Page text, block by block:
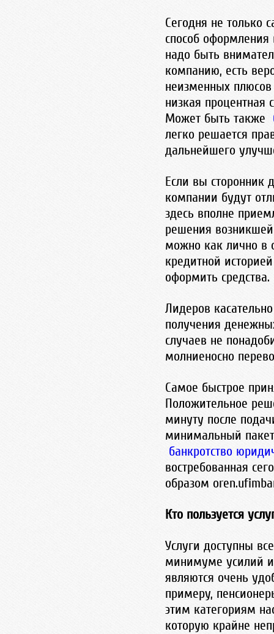
Сегодня не только
способ
надо быть
компанию, есть
неизменных
низкая процентная
Может быть также
легко решается
дальнейшего
Если вы сторонник
компании будут
здесь вполне
решения
можно как лично в
кредитной
оформить средства.
Лидеров
получения
случаев не
молниеносно
Самое быстрое
Положительное
минуту после
минимальный
банкротство
востребованная
образом
Кто пользуется
Услуги доступны
минимуме усилий
являются очень
примеру,
этим категориям
которую крайне